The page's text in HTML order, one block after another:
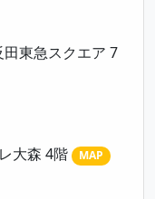
東急スクエア 7
大森 4階
MAP